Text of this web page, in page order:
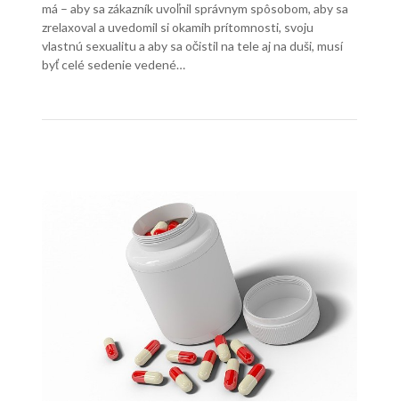
má – aby sa zákazník uvoľnil správnym spôsobom, aby sa
zrelaxoval a uvedomil si okamih prítomnosti, svoju
vlastnú sexualitu a aby sa očistil na tele aj na duši, musí
byť celé sedenie vedené…